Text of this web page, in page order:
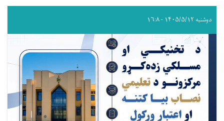
دوشنبه ۱۴۰۵/۵/۱۲ - ۱۶:۸